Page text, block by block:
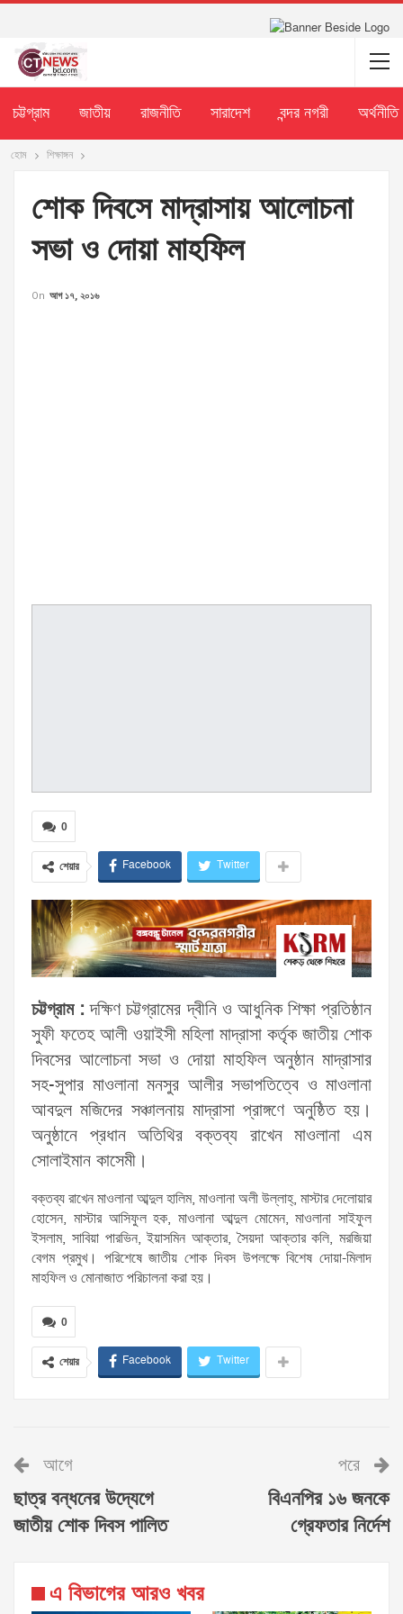
চট্টগ্রাম জাতীয় রাজনীতি সারাদেশ বন্দর নগরী অর্থনীতি
হোম শিক্ষাঙ্গন
শোক দিবসে মাদ্রাসায় আলোচনা
সভা ও দোয়া মাহফিল
On আগ ১৭, ২০১৬
0
শেয়ার Facebook Twitter
চট্টগ্রাম : দক্ষিণ চট্টগ্রামের দ্বীনি ও আধুনিক শিক্ষা প্রতিষ্ঠান
সুফী ফতেহ আলী ওয়াইসী মহিলা মাদ্রাসা কর্তৃক জাতীয় শোক
দিবসের আলোচনা সভা ও দোয়া মাহফিল অনুষ্ঠান মাদ্রাসার
সহ-সুপার মাওলানা মনসুর আলীর সভাপতিত্বে ও মাওলানা
আবদুল মজিদের সঞ্চালনায় মাদ্রাসা প্রাঙ্গণে অনুষ্ঠিত হয়।
অনুষ্ঠানে প্রধান অতিথির বক্তব্য রাখেন মাওলানা এম
সোলাইমান কাসেমী।
বক্তব্য রাখেন মাওলানা আব্দুল হালিম, মাওলানা অলী উল্লাহ্, মাস্টার দেলোয়ার
হোসেন, মাস্টার আসিফুল হক, মাওলানা আব্দুল মোমেন, মাওলানা সাইফুল
ইসলাম, সাবিয়া পারভিন, ইয়াসমিন আক্তার, সৈয়দা আক্তার কলি, মরজিয়া
বেগম প্রমুখ। পরিশেষে জাতীয় শোক দিবস উপলক্ষে বিশেষ দোয়া-মিলাদ
মাহফিল ও মোনাজাত পরিচালনা করা হয়।
0
শেয়ার Facebook Twitter
আগে
ছাত্র বন্ধনের উদ্যেগে
জাতীয় শোক দিবস পালিত
পরে
বিএনপির ১৬ জনকে
গ্রেফতার নির্দেশ
এ বিভাগের আরও খবর